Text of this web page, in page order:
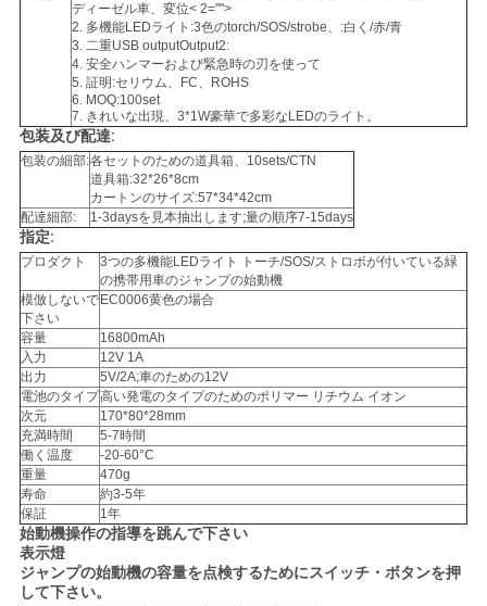
場
合
引
用
を
要
求
し
な
さ
ディーゼル車、変位< 2="">
2. 多機能LEDライト:3色のtorch/SOS/strobe、:白く/赤/青
3. 二重USB outputOutput2:
4. 安全ハンマーおよび緊急時の刃を使って
5. 証明:セリウム、FC、ROHS
6. MOQ:100set
7. きれいな出現、3*1W豪華で多彩なLEDのライト。
包装及び配達:
包装の細部:各セットのための道具箱、10sets/CTN
道具箱:32*26*8cm
カートンのサイズ:57*34*42cm
配達細部:
1-3daysを見本抽出します;量の順序7-15days
指定:
プロダクト
3つの多機能LEDライト トーチ/SOS/ストロボが付いている緑
の携帯用車のジャンプの始動機
模倣しないで
下さい
EC0006黄色の場合
容量
16800mAh
入力
12V 1A
出力
5V/2A;車のための12V
電池のタイプ高い発電のタイプのためのポリマー リチウム イオン
次元
170*80*28mm
充満時間
5-7時間
働く温度
-20-60°C
重量
470g
寿命
約3-5年
保証
1年
始動機操作の指導を跳んで下さい
表示燈
ジャンプの始動機の容量を点検するためにスイッチ・ボタンを押
して下さい。